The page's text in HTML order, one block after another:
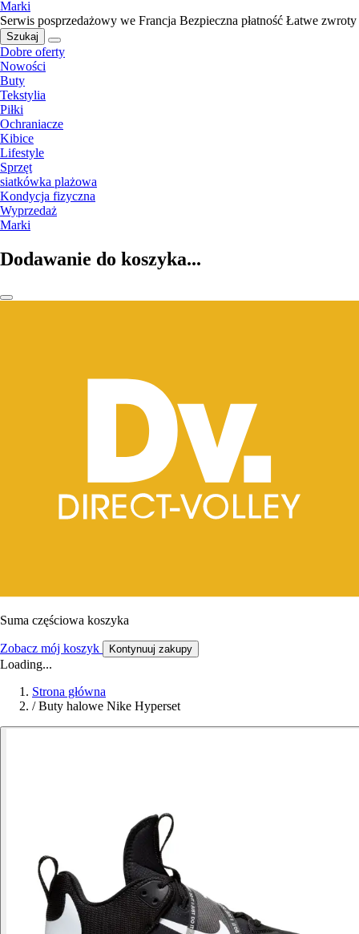
Marki
Serwis posprzedażowy we Francja Bezpieczna płatność Łatwe zwroty
Szukaj
Dobre oferty
Nowości
Buty
Tekstylia
Piłki
Ochraniacze
Kibice
Lifestyle
Sprzęt
siatkówka plażowa
Kondycja fizyczna
Wyprzedaż
Marki
Dodawanie do koszyka...
Suma częściowa koszyka
Zobacz mój koszyk Kontynuuj zakupy
Loading...
Strona główna
/ Buty halowe Nike Hyperset